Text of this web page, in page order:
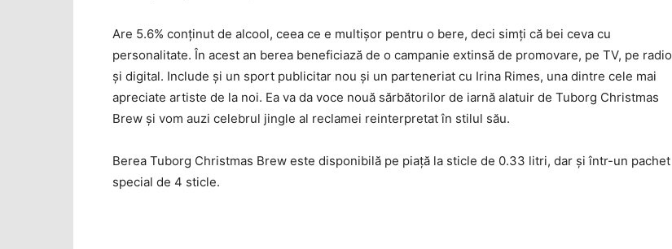
Are 5.6% conţinut de alcool, ceea ce e multişor pentru o bere, deci simţi că bei ceva cu
personalitate. În acest an berea beneficiază de o campanie extinsă de promovare, pe TV, pe radio
şi digital. Include şi un sport publicitar nou şi un parteneriat cu Irina Rimes, una dintre cele mai
apreciate artiste de la noi. Ea va da voce nouă sărbătorilor de iarnă alatuir de Tuborg Christmas
Brew şi vom auzi celebrul jingle al reclamei reinterpretat în stilul său.
Berea Tuborg Christmas Brew este disponibilă pe piaţă la sticle de 0.33 litri, dar şi într-un pachet
special de 4 sticle.